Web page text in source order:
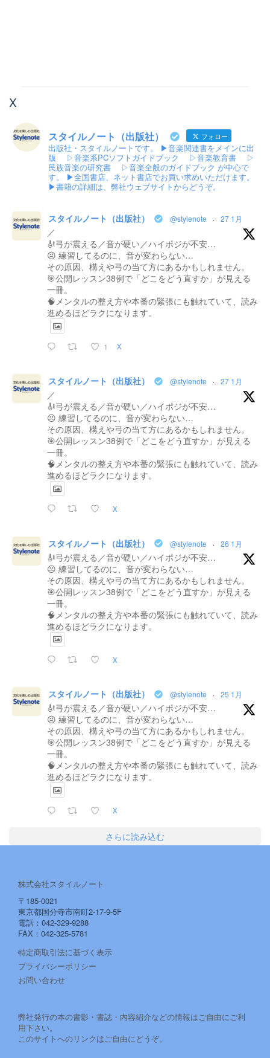
X
スタイルノート（出版社） フォロー
出版社・スタイルノートです。 ▶音楽関連書をメインに出
版 ▷音楽系PCソフトガイドブック ▷音楽教育書 ▷
民族音楽の研究書 ▷音楽全般のガイドブック が中心で
す。 ▶全国書店、ネット書店でお買い求めいただけます。
▶書籍の詳細は、弊社ウェブサイトからどうぞ。
スタイルノート（出版社） @stylenote · 27 1月
／
🎻弓が震える／音が硬い／ハイポジが不安…
😣 練習してるのに、音が変わらない…
その原因、構えや弓の当て方にあるかもしれません。
🎯公開レッスン38例で「どこをどう直すか」が見える
一冊。
🧠メンタルの整え方や本番の緊張にも触れていて、読み
進めるほどラクになります。
1 X
スタイルノート（出版社） @stylenote · 27 1月
／
🎻弓が震える／音が硬い／ハイポジが不安…
😣 練習してるのに、音が変わらない…
その原因、構えや弓の当て方にあるかもしれません。
🎯公開レッスン38例で「どこをどう直すか」が見える
一冊。
🧠メンタルの整え方や本番の緊張にも触れていて、読み
進めるほどラクになります。
X
スタイルノート（出版社） @stylenote · 26 1月
🎻弓が震える／音が硬い／ハイポジが不安…
😣 練習してるのに、音が変わらない…
その原因、構えや弓の当て方にあるかもしれません。
🎯公開レッスン38例で「どこをどう直すか」が見える
一冊。
🧠メンタルの整え方や本番の緊張にも触れていて、読み
進めるほどラクになります。
X
スタイルノート（出版社） @stylenote · 25 1月
🎻弓が震える／音が硬い／ハイポジが不安…
😣 練習してるのに、音が変わらない…
その原因、構えや弓の当て方にあるかもしれません。
🎯公開レッスン38例で「どこをどう直すか」が見える
一冊。
🧠メンタルの整え方や本番の緊張にも触れていて、読み
進めるほどラクになります。
X
さらに読み込む
株式会社スタイルノート
〒185-0021
東京都国分寺市南町2-17-9-5F
電話：042-329-9288
FAX：042-325-5781
特定商取引法に基づく表示
プライバシーポリシー
お問い合わせ
弊社発行の本の書影・書誌・内容紹介などの情報はご自由にご利
用下さい。
このサイトへのリンクはご自由にどうぞ。